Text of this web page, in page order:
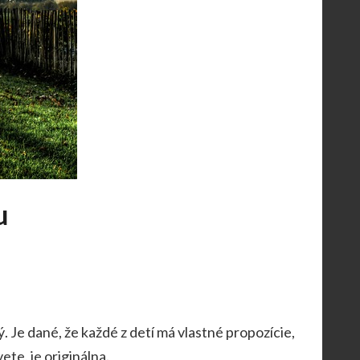
dané, že každé z detí má vlastné propozície,
je originálna.